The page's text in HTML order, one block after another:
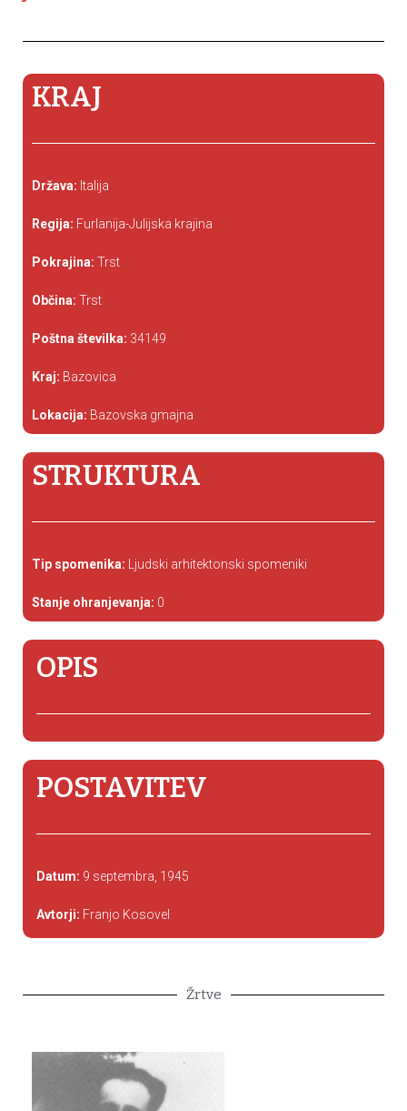
KRAJ
Država: Italija
Regija: Furlanija-Julijska krajina
Pokrajina: Trst
Občina: Trst
Poštna številka: 34149
Kraj: Bazovica
Lokacija: Bazovska gmajna
STRUKTURA
Tip spomenika: Ljudski arhitektonski spomeniki
Stanje ohranjevanja: 0
OPIS
POSTAVITEV
Datum: 9 septembra, 1945
Avtorji: Franjo Kosovel
Žrtve